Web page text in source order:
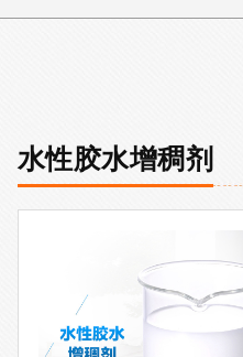
水性胶水增稠剂